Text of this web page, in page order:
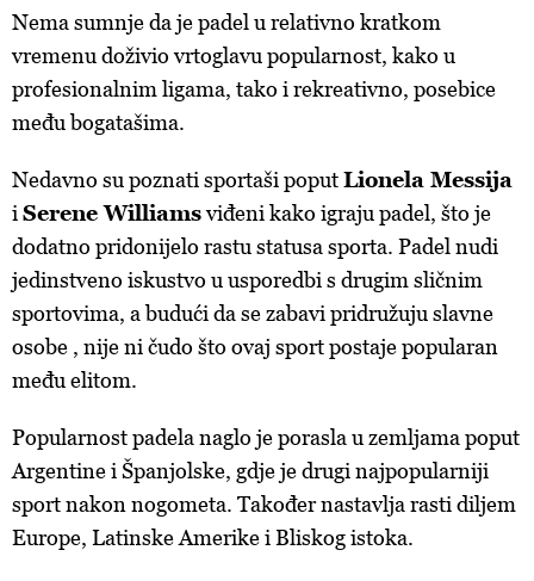
Nema sumnje da je padel u relativno kratkom
vremenu doživio vrtoglavu popularnost, kako u
profesionalnim ligama, tako i rekreativno, posebice
među bogatašima.
Nedavno su poznati sportaši poputLionela Messija
i Serene Williamsviđeni kako igraju padel, što je
dodatno pridonijelo rastu statusa sporta. Padel nudi
jedinstveno iskustvo u usporedbi s drugim sličnim
sportovima, a budući da se zabavi pridružuju slavne
osobe , nije ni čudo što ovaj sport postaje popularan
među elitom.
Popularnost padela naglo je porasla u zemljama poput
Argentine i Španjolske, gdje je drugi najpopularniji
sport nakon nogometa. Također nastavlja rasti diljem
Europe, Latinske Amerike i Bliskog istoka.